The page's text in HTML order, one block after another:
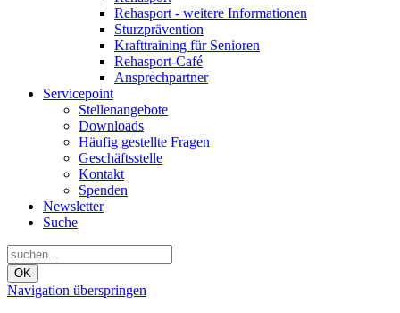
Rehasport - weitere Informationen
Sturzprävention
Krafttraining für Senioren
Rehasport-Café
Ansprechpartner
Servicepoint
Stellenangebote
Downloads
Häufig gestellte Fragen
Geschäftsstelle
Kontakt
Spenden
Newsletter
Suche
OK
Navigation überspringen